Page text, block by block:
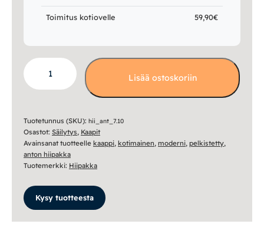
Toimitus kotiovelle 59,90€
Anton
kaappi
A7.10
Lisää ostoskoriin
Tuotetunnus (SKU): hii_ant_7.10
Osastot: Säilytys, Kaapit
Avainsanat tuotteelle kaappi, kotimainen, moderni, pelkistetty,
anton hiipakka
Tuotemerkki: Hiipakka
Kysy tuotteesta